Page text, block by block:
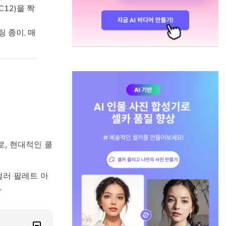
을 짝
종이, 매
, 현대적인 쿨
팔레트 아